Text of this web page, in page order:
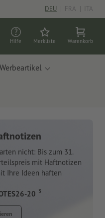
DEU | FRA | ITA
Hilfe Merkliste Warenkorb
Werbeartikel
nicht: Bis zum 31.
mit Haftnotizen
Ihre Ideen haften
20 3